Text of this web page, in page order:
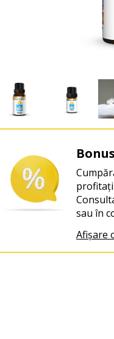
profitați
sau în
Afișare